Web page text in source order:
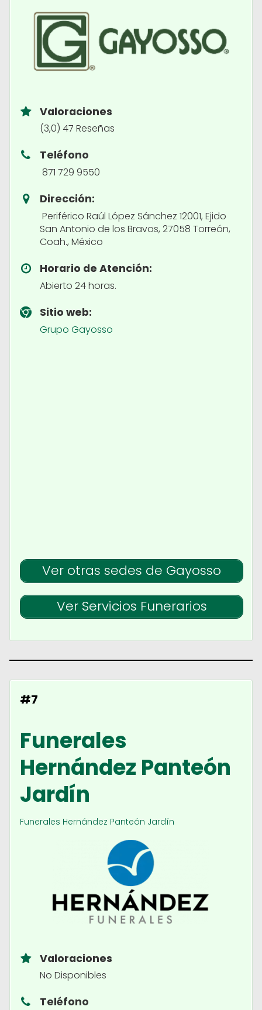
Valoraciones
(3,0) 47 Reseñas
Teléfono
871 729 9550
Dirección:
Periférico Raúl López Sánchez 12001, Ejido
San Antonio de los Bravos, 27058 Torreón,
Coah., México
Horario de Atención:
Abierto 24 horas.
Sitio web:
Grupo Gayosso
Ver otras sedes de Gayosso
Ver Servicios Funerarios
#7
Funerales
Hernández Panteón
Jardín
Funerales Hernández Panteón Jardín
Valoraciones
No Disponibles
Teléfono